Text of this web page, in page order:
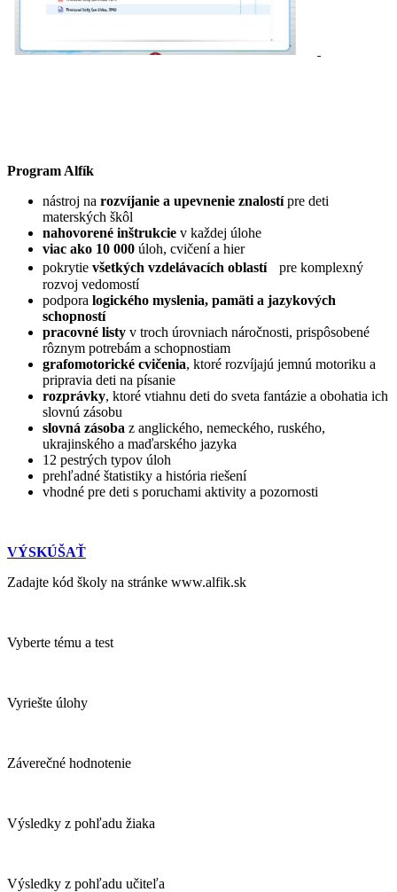
Program Alfík
nástroj na rozvíjanie a upevnenie znalostípre deti
materských škôl
nahovorené inštrukcie v každej úlohe
viac ako 10 000 úloh, cvičení a hier
pokrytie všetkých vzdelávacích oblastípre komplexný
rozvoj vedomostí
podpora logického myslenia, pamäti a jazykových
schopností
pracovné listy v troch úrovniach náročnosti, prispôsobené
rôznym potrebám a schopnostiam
grafomotorické cvičenia, ktoré rozvíjajú jemnú motoriku a
pripravia deti na písanie
rozprávky, ktoré vtiahnu deti do sveta fantázie a obohatia ich
slovnú zásobu
slovná zásoba z anglického, nemeckého, ruského,
ukrajinského a maďarského jazyka
12 pestrých typov úloh
prehľadné štatistiky a história riešení
vhodné pre deti s poruchami aktivity a pozornosti
VÝSKÚŠAŤ
Zadajte kód školy na stránke www.alfik.sk
Vyberte tému a test
Vyriešte úlohy
Záverečné hodnotenie
Výsledky z pohľadu žiaka
Výsledky z pohľadu učiteľa